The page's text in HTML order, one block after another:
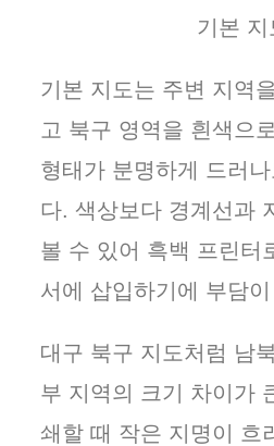
기본 지
기본 지도는 주변 지역
고 북구 영역을 흰색으
형태가 분명하게 드러
다. 색상보다 경계선과
볼 수 있어 흑백 프린터
서에 삽입하기에 부담
대구 북구 지도처럼 남
부 지역의 크기 차이가
쇄할 때 작은 지명이 흐